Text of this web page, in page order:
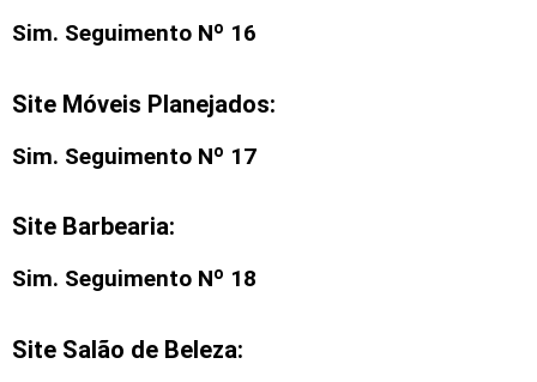
Sim. Seguimento Nº 16
Site Móveis Planejados:
Sim. Seguimento Nº 17
Site Barbearia:
Sim. Seguimento Nº 18
Site Salão de Beleza: